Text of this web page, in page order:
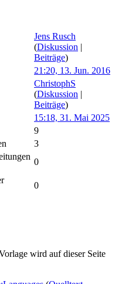
Jens Rusch
(Diskussion
Beiträge)
21:20, 13. Jun. 2016
ChristophS
(Diskussion
Beiträge)
15:18, 31. Mai 2025
9
3
0
0
wird auf dieser Seite